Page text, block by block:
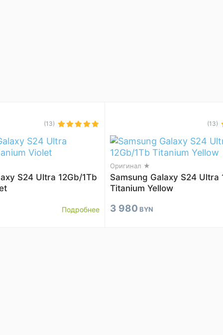
(13)
S24 Ultra 12Gb/1Tb
Подробнее
(13)
Оригинал ★
Samsung Galaxy S24 Ultra
Titanium Yellow
3 980 BYN